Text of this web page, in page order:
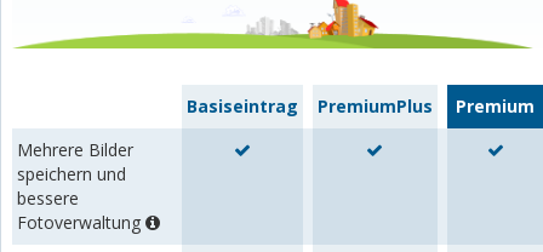
Basiseintrag PremiumPlus
Premium
Mehrere Bilder
speichern und
bessere
Fotoverwaltung